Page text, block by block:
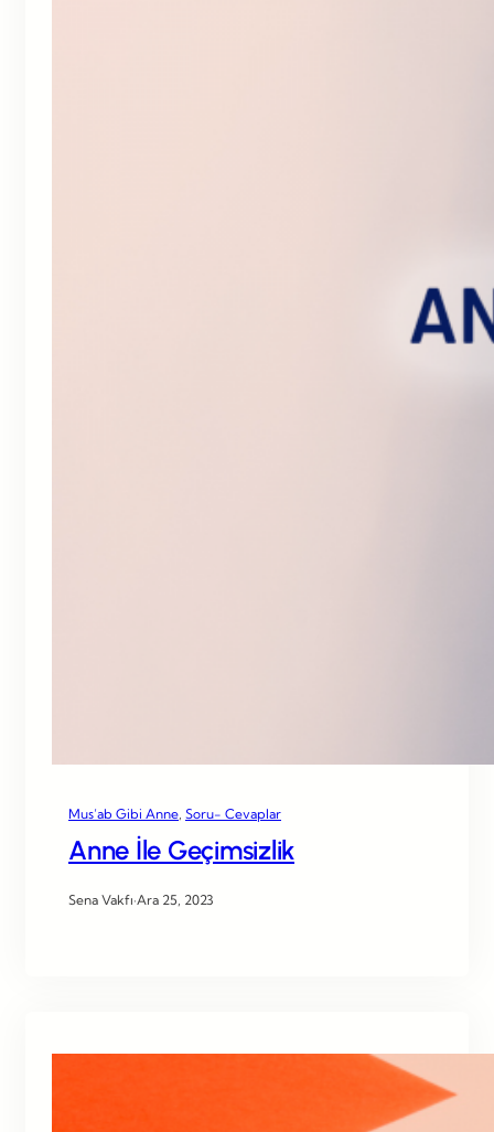
Mus’ab Gibi Anne Soru- Cevaplar
Anne İle Geçimsizlik
Sena Vakfı·Ara 25, 2023